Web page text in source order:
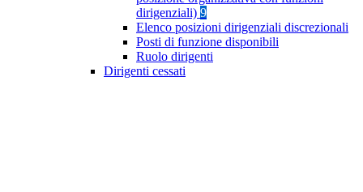
dirigenziali) 9
Elenco posizioni dirigenziali discrezionali
Posti di funzione disponibili
Ruolo dirigenti
Dirigenti cessati